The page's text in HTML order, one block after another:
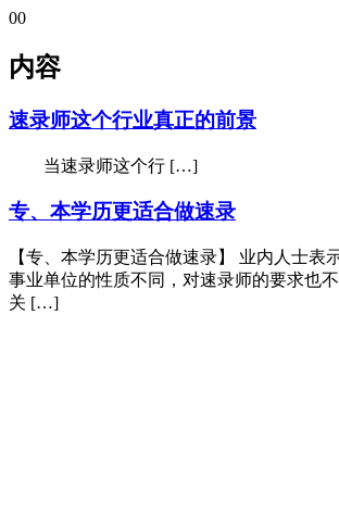
00
内容
速录师这个行业真正的前景
当速录师这个行 […]
专、本学历更适合做速录
【专、本学历更适合做速录】 业内人士表
事业单位的性质不同，对速录师的要求也
关 […]